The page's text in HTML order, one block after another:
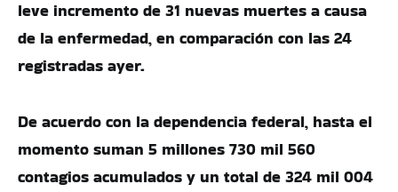
leve incremento de 31 nuevas muertes a causa
de la enfermedad, en comparación con las 24
registradas ayer.
De acuerdo con la dependencia federal, hasta el
momento suman 5 millones 730 mil 560
contagios acumulados y un total de 324 mil 004